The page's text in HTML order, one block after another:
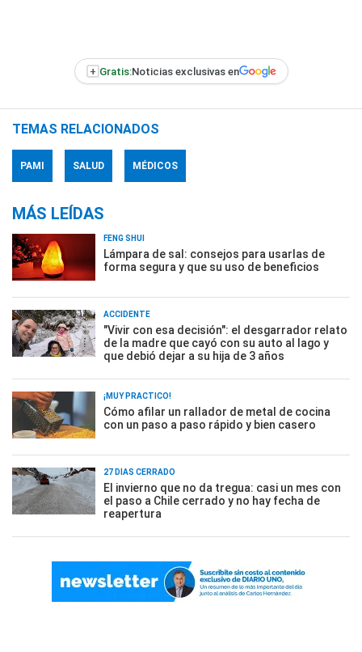
+ Gratis:Noticias exclusivas en
TEMAS RELACIONADOS
PAMI SALUD MÉDICOS
MÁS LEÍDAS
FENG SHUI
Lámpara de sal: consejos para usarlas de
forma segura y que su uso de beneficios
ACCIDENTE
"Vivir con esa decisión": el desgarrador relato
de la madre que cayó con su auto al lago y
que debió dejar a su hija de 3 años
¡MUY PRÁCTICO!
Cómo afilar un rallador de metal de cocina
con un paso a paso rápido y bien casero
27 DÍAS CERRADO
El invierno que no da tregua: casi un mes con
el paso a Chile cerrado y no hay fecha de
reapertura